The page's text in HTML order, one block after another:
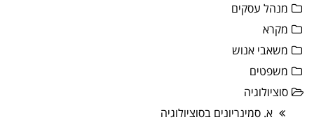
מנהל עסקים
מקרא
משאבי אנוש
משפטים
סוציולוגיה
א. סמינריונים בסוציולוגיה